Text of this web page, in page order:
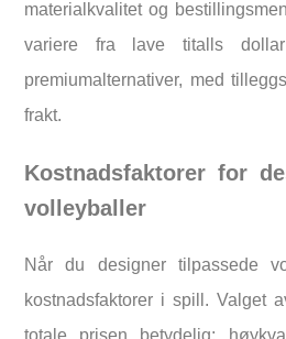
materialkvalitet og
variere fra lave titalls
premiumalternativer, med
frakt.
Kostnadsfaktorer for
volleyballer
Når du designer tilpassede
kostnadsfaktorer i spill. Valget
totale prisen betydelig;